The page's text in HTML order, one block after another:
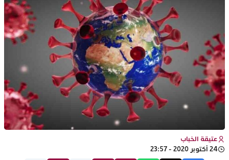
عتيقة الخباب
24 أكتوبر 2020 - 23:57